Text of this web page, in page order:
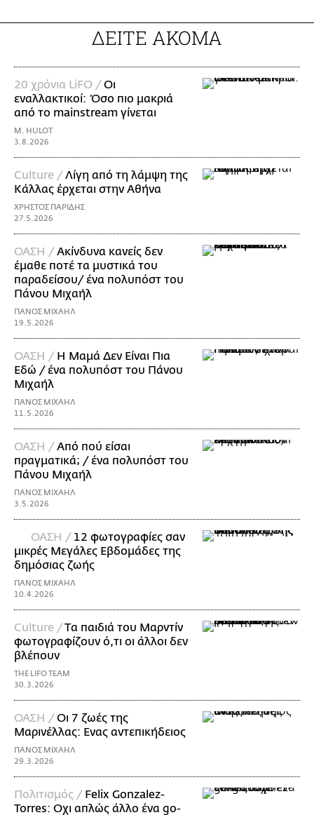
ΔΕΙΤΕ ΑΚΟΜΑ
20 χρόνια LiFO / Οι
εναλλακτικοί: Όσο πιο μακριά
από το mainstream γίνεται
M. HULOT
3.8.2026
Culture / Λίγη από τη λάμψη της
Κάλλας έρχεται στην Αθήνα
ΧΡΗΣΤΟΣ ΠΑΡΙΔΗΣ
27.5.2026
ΟΑΣΗ / Ακίνδυνα κανείς δεν
έμαθε ποτέ τα μυστικά του
παραδείσου/ ένα πολυπόστ του
Πάνου Μιχαήλ
ΠΑΝΟΣ ΜΙΧΑΗΛ
19.5.2026
ΟΑΣΗ / Η Mαμά Δεν Είναι Πια
Εδώ / ένα πολυπόστ του Πάνου
Μιχαήλ
ΠΑΝΟΣ ΜΙΧΑΗΛ
11.5.2026
ΟΑΣΗ / Από πού είσαι
πραγματικά; / ένα πολυπόστ του
Πάνου Μιχαήλ
ΠΑΝΟΣ ΜΙΧΑΗΛ
3.5.2026
ΟΑΣΗ / 12 φωτογραφίες σαν
μικρές Μεγάλες Εβδομάδες της
δημόσιας ζωής
ΠΑΝΟΣ ΜΙΧΑΗΛ
10.4.2026
Culture /Tα παιδιά του Μαρντίν
φωτογραφίζουν ό,τι οι άλλοι δεν
βλέπουν
THE LIFO TEAM
30.3.2026
ΟΑΣΗ / Οι 7 ζωές της
Μαρινέλλας: Ενας αντεπικήδειος
ΠΑΝΟΣ ΜΙΧΑΗΛ
29.3.2026
Πολιτισμός / Felix Gonzalez-
Torres: Οχι απλώς άλλο ένα go-